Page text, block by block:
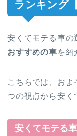
ランキング
安くてモテる車の
おすすめの車を紹
こちらでは、およ
つの視点から安く
安くてモテる